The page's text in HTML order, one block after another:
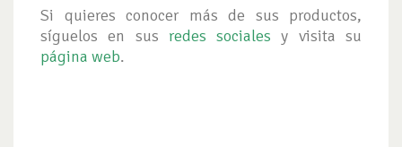
Si quieres conocer más de sus productos,
síguelos en sus redes socialesy visita su
página web.